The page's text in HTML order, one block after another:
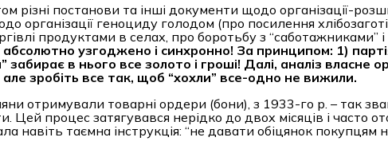
різні постанови та інші документи щодо організації-
організації геноциду голодом (про посилення
продуктами в селах, про боротьбу з “саботажниками” і
узгоджено і синхронно! За принципом: 1)
забирає в нього все золото і гроші! Далі, аналіз власне
зробіть все так, щоб “хохли” все-одно не вижили.
отримували товарні ордери (бони), з 1933-го р. – так
Цей процес затягувався нерідко до двох місяців і часто
навіть таємна інструкція: “не давати обіцянок